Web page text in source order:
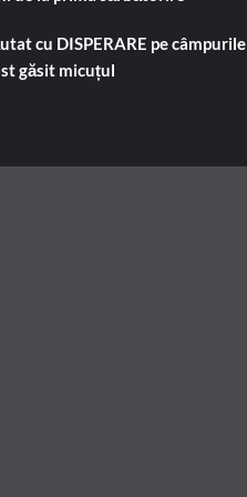
cu DISPERARE pe câmpurile
găsit micuțul